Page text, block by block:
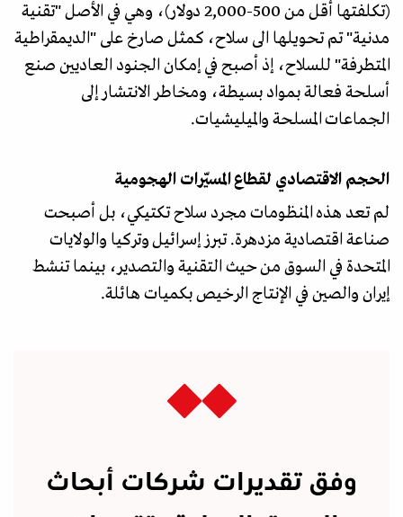
(تكلفتها أقل من 500-2,000 دولار)، وهي في الأصل "تقنية
مدنية" تم تحويلها الى سلاح، كمثل صارخ على "الديمقراطية
المتطرفة" للسلاح، إذ أصبح في إمكان الجنود العاديين صنع
أسلحة فعالة بمواد بسيطة، ومخاطر الانتشار إلى
الجماعات المسلحة والميليشيات.
الحجم الاقتصادي لقطاع المسيّرات الهجومية
لم تعد هذه المنظومات مجرد سلاح تكتيكي، بل أصبحت
صناعة اقتصادية مزدهرة. تبرز إسرائيل وتركيا والولايات
المتحدة في السوق من حيث التقنية والتصدير، بينما تنشط
إيران والصين في الإنتاج الرخيص بكميات هائلة.
وفق تقديرات شركات أبحاث